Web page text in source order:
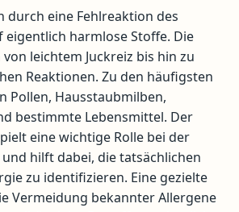
durch eine Fehlreaktion des
harmlose Stoffe. Die
leichtem Juckreiz bis hin zu
Reaktionen. Zu den häufigsten
Pollen, Hausstaubmilben,
bestimmte Lebensmittel. Der
eine wichtige Rolle bei der
hilft dabei, die tatsächlichen
zu identifizieren. Eine gezielte
Vermeidung bekannter Allergene